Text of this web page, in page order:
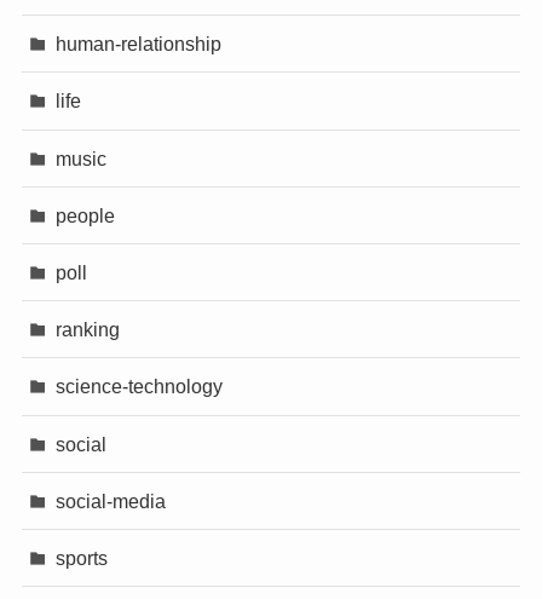
human-relationship
life
music
people
poll
ranking
science-technology
social
social-media
sports